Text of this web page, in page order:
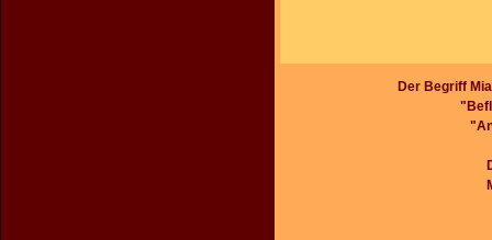
Der Begriff